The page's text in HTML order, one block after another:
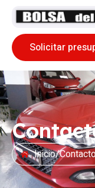
Solicitar
Inicio/